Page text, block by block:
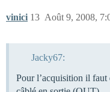
vinici Août 9, 2008,
13
Jacky67:
Pour l’acquisition il